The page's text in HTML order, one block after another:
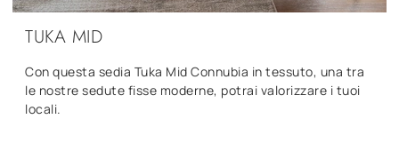
TUKA MID
Con questa sedia Tuka Mid Connubia in tessuto, una tra
le nostre sedute fisse moderne, potrai valorizzare i tuoi
locali.